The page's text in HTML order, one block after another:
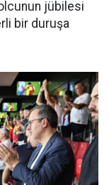
jübilesi
bir duruşa